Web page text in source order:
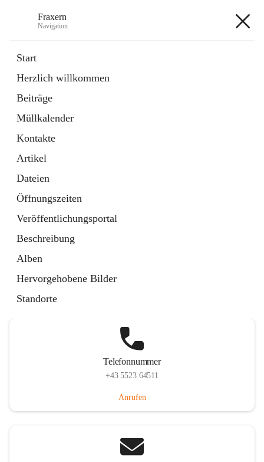
Fraxern
Navigation
Start
Herzlich willkommen
Beiträge
Müllkalender
Kontakte
Artikel
Dateien
Öffnungszeiten
Veröffentlichungsportal
Beschreibung
Alben
Hervorgehobene Bilder
Standorte
Ordner
in
Tab
Formulare
Artikel
öffnet
in
neuem
Tab
Telefonnummer
+43 5523 64511
Anrufen